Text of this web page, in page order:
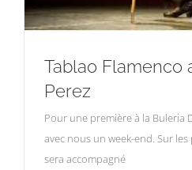
Tablao Flamenco
Perez
Pour une première à la Buleria
avec nous un week-end. Sur
sera accompagné